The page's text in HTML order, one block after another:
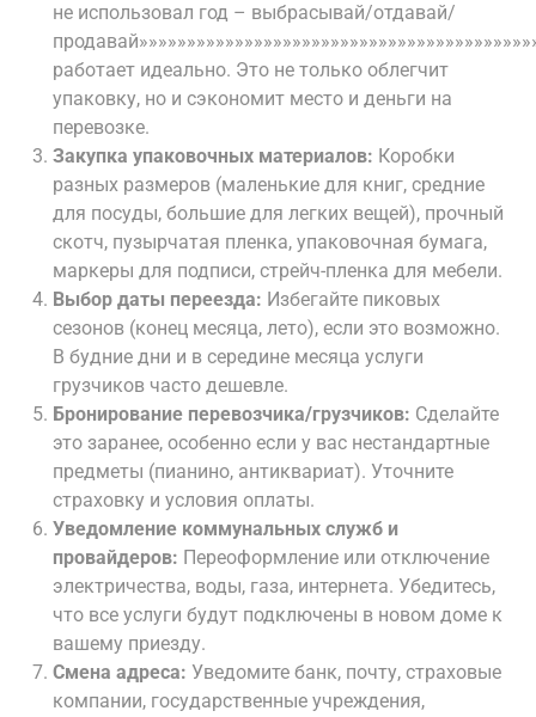
не использовал год – выбрасывай/отдавай/
работает идеально. Это не только облегчит
упаковку, но и сэкономит место и деньги на
перевозке.
Закупка упаковочных материалов: Коробки
разных размеров (маленькие для книг, средние
для посуды, большие для легких вещей), прочный
скотч, пузырчатая пленка, упаковочная бумага,
маркеры для подписи, стрейч-пленка для мебели.
Выбор даты переезда: Избегайте пиковых
сезонов (конец месяца, лето), если это возможно.
В будние дни и в середине месяца услуги
грузчиков часто дешевле.
Бронирование перевозчика/грузчиков: Сделайте
это заранее, особенно если у вас нестандартные
предметы (пианино, антиквариат). Уточните
страховку и условия оплаты.
Уведомление коммунальных служб и
провайдеров: Переоформление или отключение
электричества, воды, газа, интернета. Убедитесь,
что все услуги будут подключены в новом доме к
вашему приезду.
Смена адреса: Уведомите банк, почту, страховые
компании, государственные учреждения,